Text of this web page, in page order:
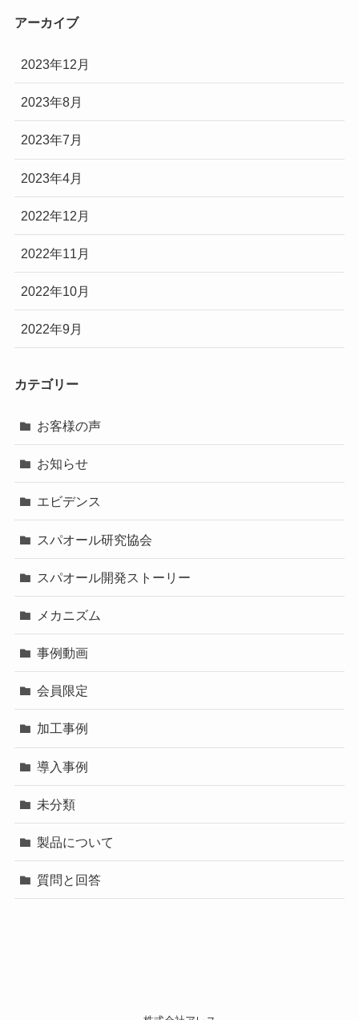
アーカイブ
2023年12月
2023年8月
2023年7月
2023年4月
2022年12月
2022年11月
2022年10月
2022年9月
カテゴリー
お客様の声
お知らせ
エビデンス
スパオール研究協会
スパオール開発ストーリー
メカニズム
事例動画
会員限定
加工事例
導入事例
未分類
製品について
質問と回答